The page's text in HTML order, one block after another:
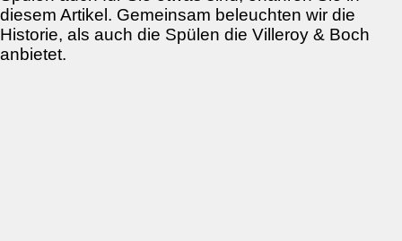
diesem Artikel. Gemeinsam beleuchten wir die
Historie, als auch die Spülen die Villeroy & Boch
anbietet.